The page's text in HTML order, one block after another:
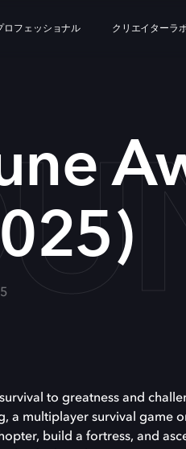
ロフェッショナル クリエイターラ
to greatness and
a multiplayer survival game
build a fortress, and